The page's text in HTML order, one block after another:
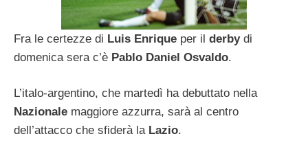
Fra le certezze di Luis Enrique per il derbydi
domenica sera c’è Pablo Daniel Osvaldo.
L’italo-argentino, che martedì ha debuttato nella
Nazionale maggiore azzurra, sarà al centro
dell’attacco che sfiderà la Lazio.